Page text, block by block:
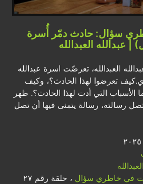
سؤال: حادث دمّر أُسرة
| عبدالله العبدالله
العبدالله، تعرضّت اسرة عبدالله
تعرضوا لهذا الحادث؟، وكيف
الأسباب التي أدت لهذا الحادث؟. ظهر
رسالته، رسالة يتمنى فيها أن تصل
في خاطري سؤال ، حلقة رقم ٢٧